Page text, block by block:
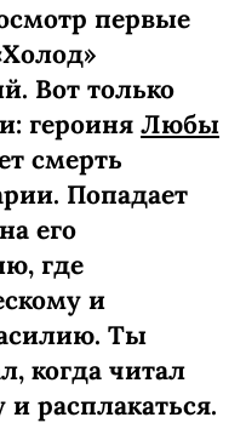
первые
Вот только
героиня Любы
смерть
Попадает
его
где
и
Ты
когда читал
расплакаться.